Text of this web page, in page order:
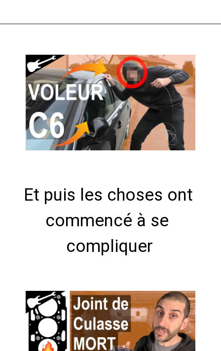
Et puis les choses ont
commencé à se
compliquer